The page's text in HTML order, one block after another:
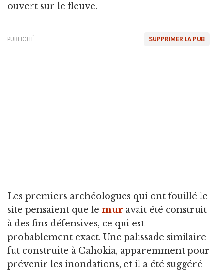
ouvert sur le fleuve.
SUPPRIMER LA PUB
PUBLICITÉ
Les premiers archéologues qui ont fouillé le
site pensaient que le mur avait été construit
à des fins défensives, ce qui est
probablement exact. Une palissade similaire
fut construite à Cahokia, apparemment pour
prévenir les inondations, et il a été suggéré